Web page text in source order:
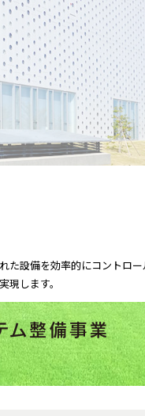
た設備を効率的にコントロ
します。